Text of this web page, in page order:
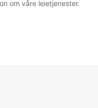
om våre leietjenester.